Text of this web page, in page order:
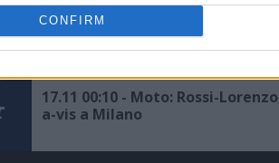
CONFIRM
19.01 11:14 - LUTTO - Domani a
le esequie di Poltronieri
17.11 00:10 - Moto: Rossi-
a-vis a Milano